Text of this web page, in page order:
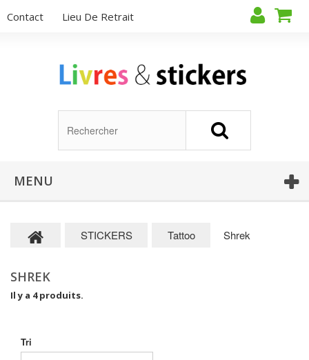
Contact Lieu De Retrait
MENU
STICKERS Tattoo Shrek
SHREK
Il y a 4 produits.
Tri